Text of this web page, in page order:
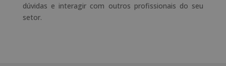
dúvidas e interagir com outros profissionais do seu
setor.